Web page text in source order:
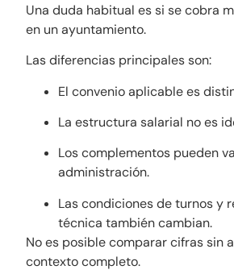
Una duda habitual es si se cobra
en un ayuntamiento.
Las diferencias principales son:
El convenio aplicable es
La estructura salarial no es
Los complementos pueden
administración.
Las condiciones de turnos y
técnica también cambian.
No es posible comparar cifras sin
contexto completo.